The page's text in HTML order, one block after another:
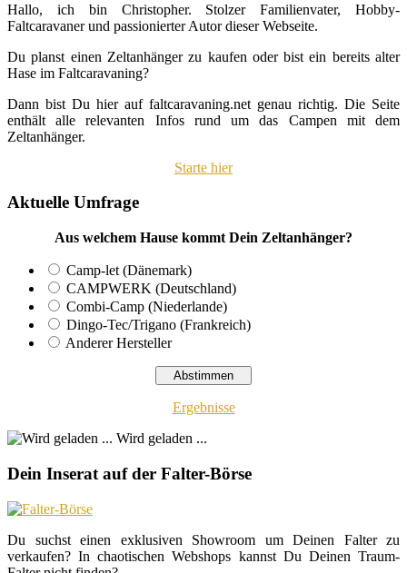
Hallo, ich bin Christopher. Stolzer Familienvater, Hobby-
Faltcaravaner und passionierter Autor dieser Webseite.
Du planst einen Zeltanhänger zu kaufen oder bist ein bereits alter
Hase im Faltcaravaning?
Dann bist Du hier auf faltcaravaning.net genau richtig. Die Seite
enthält alle relevanten Infos rund um das Campen mit dem
Zeltanhänger.
Starte hier
Aktuelle Umfrage
Aus welchem Hause kommt Dein Zeltanhänger?
Camp-let (Dänemark)
CAMPWERK (Deutschland)
Combi-Camp (Niederlande)
Dingo-Tec/Trigano (Frankreich)
Anderer Hersteller
Ergebnisse
Wird geladen ...
Dein Inserat auf der Falter-Börse
Du suchst einen exklusiven Showroom um Deinen Falter zu
verkaufen? In chaotischen Webshops kannst Du Deinen Traum-